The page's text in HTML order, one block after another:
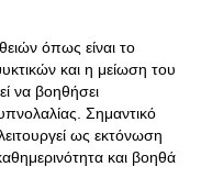
όπως είναι το
και η μείωση του
να βοηθήσει
Σημαντικό
ως εκτόνωση
και βοηθά